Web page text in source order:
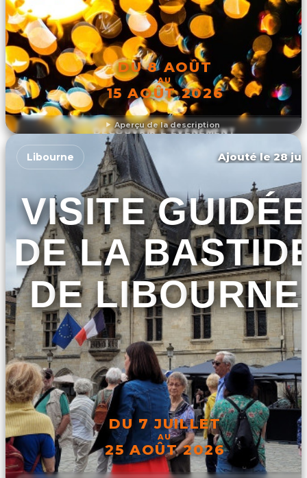
Aperçu de la description
DU 8 AOÛT
AU
15 AOÛT 2026
DÉCOUVRIR L'ÉVÉNEMENT
Libourne Ajouté le 28
VISITE
DE LA
DE LIBOURNE
DU 7 JUILLET
AU
25 AOÛT 2026